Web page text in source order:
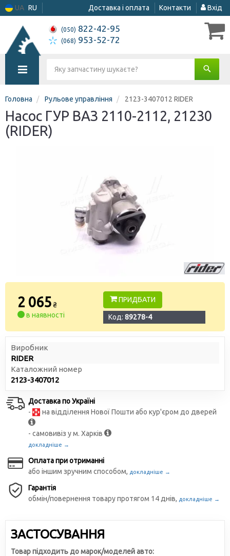
UA RU Доставка і оплата Контакти Вхід
(050) 822-42-95
(068) 953-52-72
Головна Рульове управління 2123-3407012 RIDER
Насос ГУР ВАЗ 2110-2112, 21230
(RIDER)
2 065₴
в наявності
ПРИДБАТИ
Код: 89278-4
Виробник
RIDER
Каталожний номер
2123-3407012
Доставка по Україні
-
на відділення Нової Пошти або кур'єром до дверей
- самовивіз у м. Харків
докладніше →
Оплата при отриманні
або іншим зручним способом, докладніше →
Гарантія
обмін/повернення товару протягом 14 днів, докладніше →
ЗАСТОСУВАННЯ
Товар підходить до марок/моделей авто: